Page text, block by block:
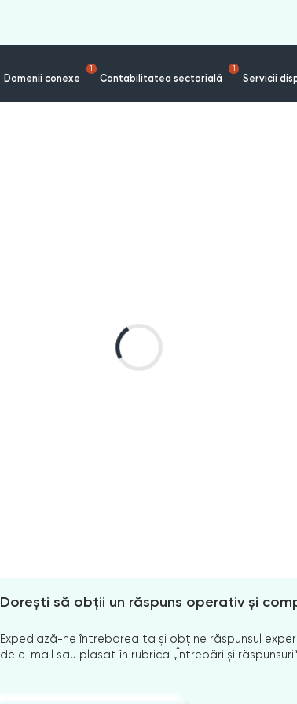
Domenii conexe
1
Contabilitatea sectorială
1
Servicii
Dorești să obții un răspuns operativ și
Expediază-ne întrebarea ta și obține răspunsul
de e-mail sau plasat în rubrica „Întrebări și răspunsuri”